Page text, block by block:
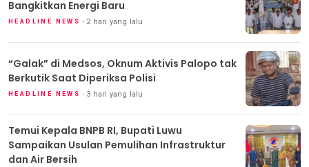
Bangkitkan Energi Baru
HEADLINE NEWS 2 hari yang lalu
“Galak” di Medsos, Oknum Aktivis Palopo tak
Berkutik Saat Diperiksa Polisi
HEADLINE NEWS 3 hari yang lalu
Temui Kepala BNPB RI, Bupati Luwu
Sampaikan Usulan Pemulihan Infrastruktur
dan Air Bersih